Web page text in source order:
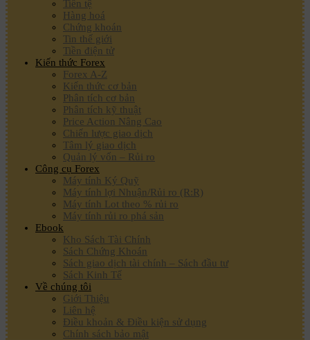
Tiền tệ
Hàng hoá
Chứng khoán
Tin thế giới
Tiền điện tử
Kiến thức Forex
Forex A-Z
Kiến thức cơ bản
Phân tích cơ bản
Phân tích kỹ thuật
Price Action Nâng Cao
Chiến lược giao dịch
Tâm lý giao dịch
Quản lý vốn – Rủi ro
Công cụ Forex
Máy tính Ký Quỹ
Máy tính lợi Nhuận/Rủi ro (R:R)
Máy tính Lot theo % rủi ro
Máy tính rủi ro phá sản
Ebook
Kho Sách Tài Chính
Sách Chứng Khoán
Sách giao dịch tài chính – Sách đầu tư
Sách Kinh Tế
Về chúng tôi
Giới Thiệu
Liên hệ
Điều khoản & Điều kiện sử dụng
Chính sách bảo mật